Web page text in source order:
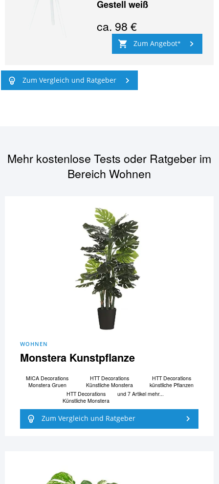
Gestell weiß
ca. 98 €
Zum Angebot
Zum Vergleich und Ratgeber
Mehr kostenlose Tests oder Ratgeber im
BereichWohnen
WOHNEN
Monstera Kunstpflanze
MICA Decorations
Monstera Gruen
HTT Decorations
Künstliche Monstera
HTT Decorations
künstliche Pflanzen
HTT Decorations
Künstliche Monstera
und 7 Artikel mehr...
Zum Vergleich und Ratgeber